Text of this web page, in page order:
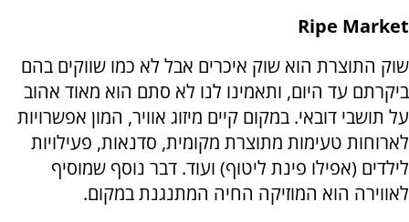
Ripe Market
שוק התוצרת הוא שוק איכרים אבל לא כמו שווקים בהם
ביקרתם עד היום, ותאמינו לנו לא סתם הוא מאוד אהוב
על תושבי דובאי. במקום קיים מיזוג אוויר, המון אפשרויות
לארוחות טעימות מתוצרת מקומית, סדנאות, פעילויות
לילדים (אפילו פינת ליטוף) ועוד. דבר נוסף שמוסיף
לאווירה הוא המוזיקה החיה המתנגנת במקום.